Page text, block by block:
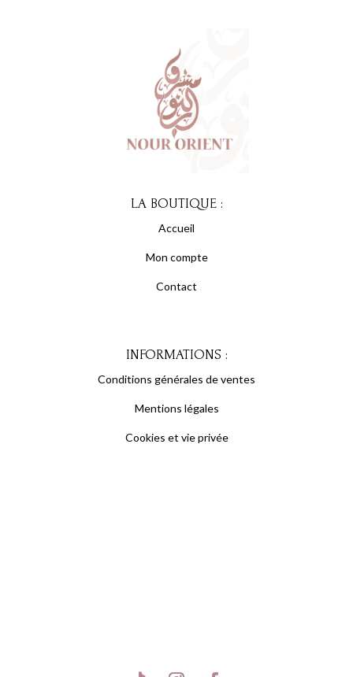
LA BOUTIQUE :
Accueil
Mon compte
Contact
INFORMATIONS :
Conditions générales de ventes
Mentions légales
Cookies et vie privée